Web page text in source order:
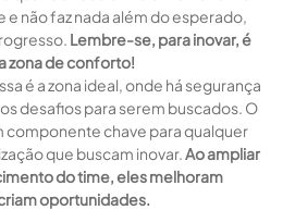
não faz nada além do esperado,
Lembre-se, para inovar, é
zona de conforto!
é a zona ideal, onde há segurança
desafios para serem buscados. O
componente chave para qualquer
que buscam inovar.Ao ampliar
do time, eles melhoram
oportunidades.